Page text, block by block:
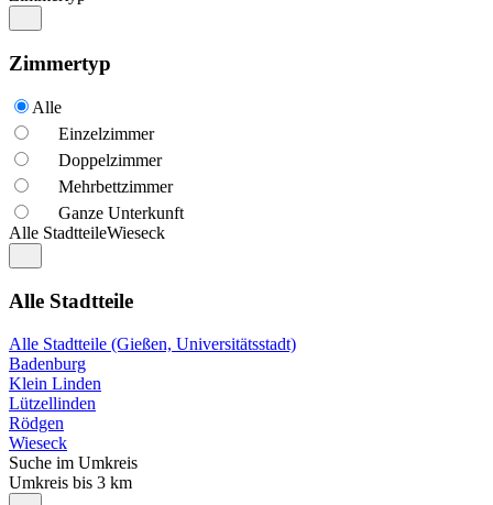
Zimmertyp
Alle
Einzelzimmer
Doppelzimmer
Mehrbettzimmer
Ganze Unterkunft
Alle StadtteileWieseck
Alle Stadtteile
Alle Stadtteile (Gießen, Universitätsstadt)
Badenburg
Klein Linden
Lützellinden
Rödgen
Wieseck
Suche im Umkreis
Umkreis bis 3 km